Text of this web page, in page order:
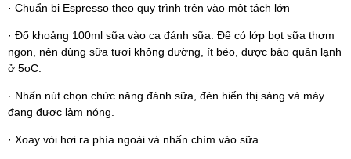
· Chuẩn bị Espresso theo quy trình trên vào một tách lớn
· Đổ khoảng 100ml sữa vào ca đánh sữa. Để có lớp bọt sữa thơm
ngon, nên dùng sữa tươi không đường, ít béo, được bảo quản lạnh
ở 5oC.
· Nhấn nút chọn chức năng đánh sữa, đèn hiển thị sáng và máy
đang được làm nóng.
· Xoay vòi hơi ra phía ngoài và nhấn chìm vào sữa.